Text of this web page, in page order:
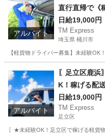
アルバイト
直行直帰で《
日給19,000円
TM Express
埼玉県 桶川市
【軽貨物ドライバー募集】未経験
ドライバー
アルバイト
〖足立区鹿浜
K！稼げる配
日給19,000円
TM Express
足立区
〖★未経験OK！足立区で稼げる軽貨